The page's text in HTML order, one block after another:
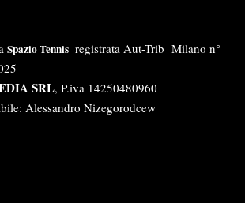
Spazio Tennis registrata Aut-Trib Milano n°
SRL, P.iva 14250480960
Alessandro Nizegorodcew